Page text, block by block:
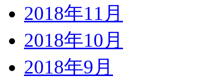
2018年11月
2018年10月
2018年9月